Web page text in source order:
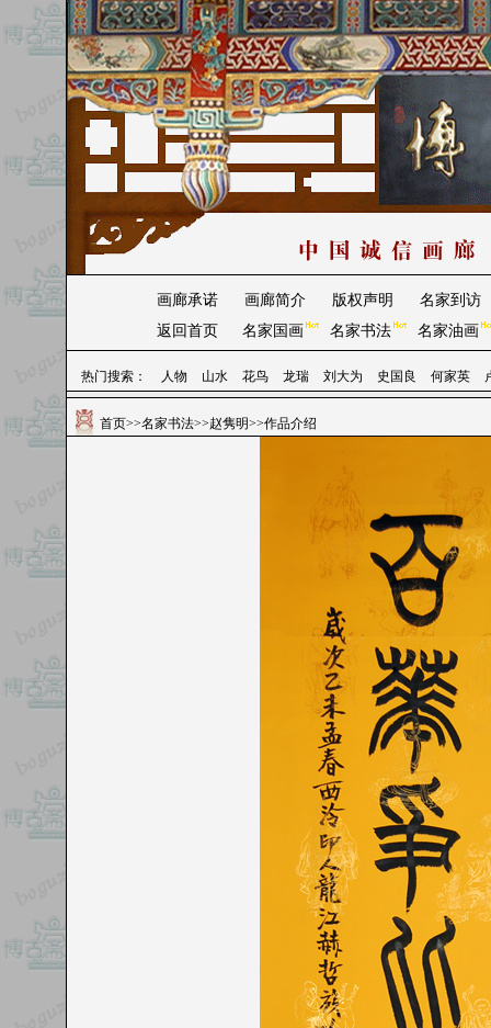
画廊承诺 画廊简介 版权声明
名家到访
返回首页
名家国画 名家书法 名家油画
热门搜索： 人物 山水 花鸟 龙瑞 刘大为 史国良 何家英
首页>>名家书法>>赵隽明>>作品介绍